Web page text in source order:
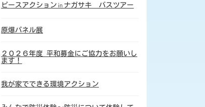
ピースアクション㏌ナガサキ バスツアー
原爆パネル展
２０２６年度 平和募金にご協力をお願いし
ます！
我が家でできる環境アクション